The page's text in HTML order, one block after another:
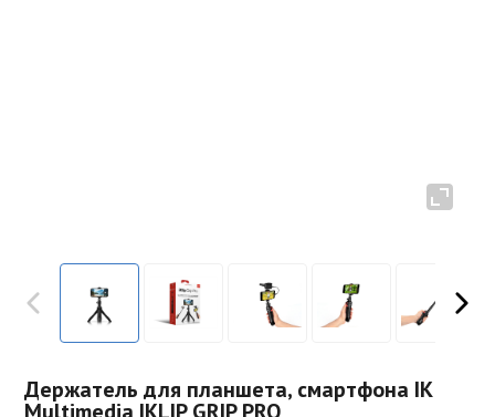
Держатель для планшета, смартфона IK
Multimedia IKLIP GRIP PRO